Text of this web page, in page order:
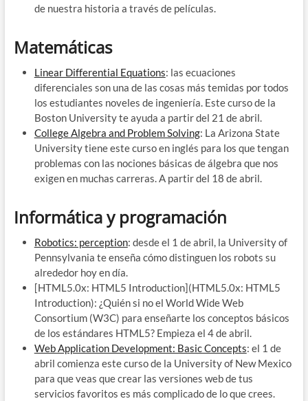
de nuestra historia a través de películas.
Matemáticas
Linear Differential Equations: las ecuaciones
diferenciales son una de las cosas más temidas por todos
los estudiantes noveles de ingeniería. Este curso de la
Boston University te ayuda a partir del 21 de abril.
College Algebra and Problem Solving: La Arizona State
University tiene este curso en inglés para los que tengan
problemas con las nociones básicas de álgebra que nos
exigen en muchas carreras. A partir del 18 de abril.
Informática y programación
Robotics: perception: desde el 1 de abril, la University of
Pennsylvania te enseña cómo distinguen los robots su
alrededor hoy en día.
[HTML5.0x: HTML5 Introduction](HTML5.0x: HTML5
Introduction): ¿Quién si no el World Wide Web
Consortium (W3C) para enseñarte los conceptos básicos
de los estándares HTML5? Empieza el 4 de abril.
Web Application Development: Basic Concepts: el 1 de
abril comienza este curso de la University of New Mexico
para que veas que crear las versiones web de tus
servicios favoritos es más complicado de lo que crees.